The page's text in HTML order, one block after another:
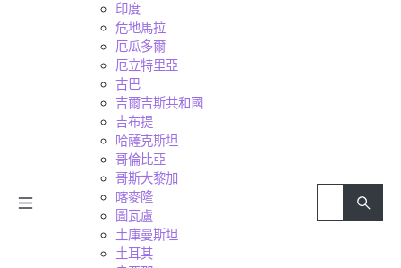
印度
危地馬拉
厄瓜多爾
厄立特里亞
古巴
吉爾吉斯共和國
吉布提
哈薩克斯坦
哥倫比亞
哥斯大黎加
喀麥隆
圖瓦盧
土庫曼斯坦
土耳其